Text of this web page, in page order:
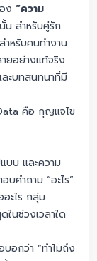
ง “ความ
น สำหรับคู่รัก
หรับคนทำงาน
ยอย่างแท้จริง
ะบทสนทนาที่มี
คือ กุญแจไข
บบ และความ
คำถาม “อะไร”
ะไร กลุ่ม
นช่วงเวลาใด
บอกว่า “ทำไมถึง